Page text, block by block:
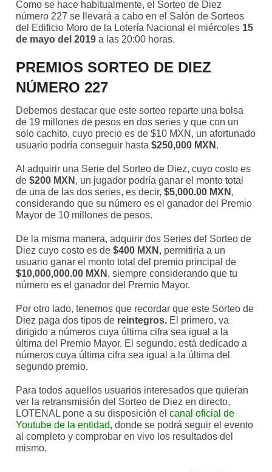
Como se hace habitualmente, el Sorteo de Diez
número 227 se llevará a cabo en el Salón de Sorteos
del Edificio Moro de la Lotería Nacional el miércoles 15
de mayo del 2019 a las 20:00 horas.
PREMIOS SORTEO DE DIEZ
NÚMERO 227
Debemos destacar que este sorteo reparte una bolsa
de 19 millones de pesos en dos series y que con un
solo cachito, cuyo precio es de $10 MXN, un afortunado
usuario podría conseguir hasta$250,000 MXN .
Al adquirir una Serie del Sorteo de Diez, cuyo costo es
de$200 MXN , un jugador podría ganar el monto total
de una de las dos series, es decir,$5,000.00 MXN ,
considerando que su número es el ganador del Premio
Mayor de 10 millones de pesos.
De la misma manera, adquirir dos Series del Sorteo de
Diez cuyo costo es de$400 MXN , permitiría a un
usuario ganar el monto total del premio principal de
$10,000,000.00 MXN , siempre considerando que tu
número es el ganador del Premio Mayor.
Por otro lado, tenemos que recordar que este Sorteo de
Diez paga dos tipos de reintegros. El primero, va
dirigido a números cuya última cifra sea igual a la
última del Premio Mayor. El segundo, está dedicado a
números cuya última cifra sea igual a la última del
segundo premio.
Para todos aquellos usuarios interesados que quieran
ver la retransmisión del Sorteo de Diez en directo,
LOTENAL pone a su disposición elcanal oficial de
Youtube de la entidad, donde se podrá seguir el evento
al completo y comprobar en vivo los resultados del
mismo.